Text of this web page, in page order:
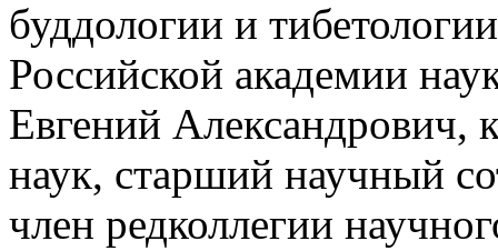
буддологии и
Российской академии
Евгений Александрович,
наук, старший научный
член редколлегии